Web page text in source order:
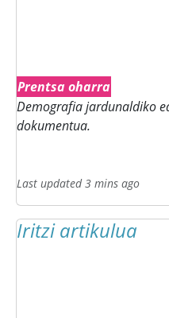
Prentsa oharra
Demografia jardunaldiko
dokumentua.
Last updated 3 mins ago
Iritzi artikulua